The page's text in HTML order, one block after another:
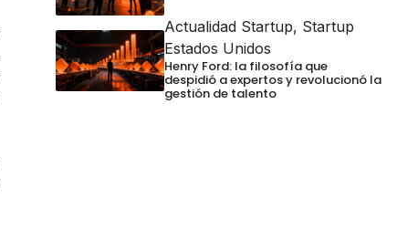
Actualidad Startup, Startup
Estados Unidos
Henry Ford: la filosofía que
despidió a expertos y revolucionó la
gestión de talento